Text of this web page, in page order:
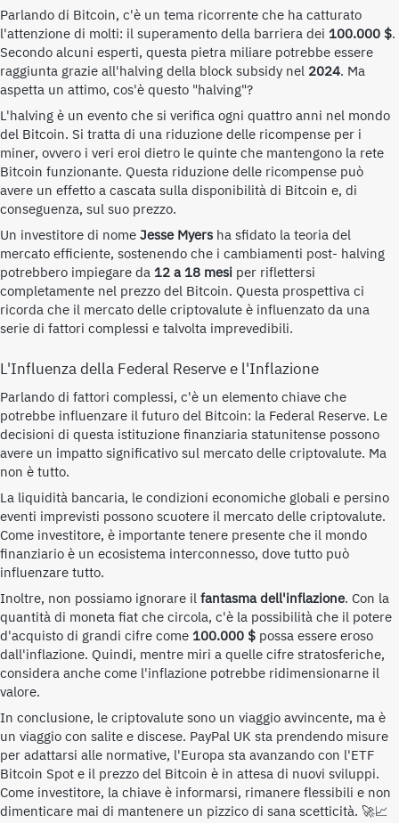
Parlando di Bitcoin, c'è un tema ricorrente che ha catturato
l'attenzione di molti: il superamento della barriera dei 100.000 $.
Secondo alcuni esperti, questa pietra miliare potrebbe essere
raggiunta grazie all'halving della block subsidy nel 2024. Ma
aspetta un attimo, cos'è questo "halving"?
L'halving è un evento che si verifica ogni quattro anni nel mondo
del Bitcoin. Si tratta di una riduzione delle ricompense per i
miner, ovvero i veri eroi dietro le quinte che mantengono la rete
Bitcoin funzionante. Questa riduzione delle ricompense può
avere un effetto a cascata sulla disponibilità di Bitcoin e, di
conseguenza, sul suo prezzo.
Un investitore di nomeJesse Myers ha sfidato la teoria del
mercato efficiente, sostenendo che i cambiamenti post- halving
potrebbero impiegare da12 a 18 mesi per riflettersi
completamente nel prezzo del Bitcoin. Questa prospettiva ci
ricorda che il mercato delle criptovalute è influenzato da una
serie di fattori complessi e talvolta imprevedibili.
L'Influenza della Federal Reserve e l'Inflazione
Parlando di fattori complessi, c'è un elemento chiave che
potrebbe influenzare il futuro del Bitcoin: la Federal Reserve. Le
decisioni di questa istituzione finanziaria statunitense possono
avere un impatto significativo sul mercato delle criptovalute. Ma
non è tutto.
La liquidità bancaria, le condizioni economiche globali e persino
eventi imprevisti possono scuotere il mercato delle criptovalute.
Come investitore, è importante tenere presente che il mondo
finanziario è un ecosistema interconnesso, dove tutto può
influenzare tutto.
Inoltre, non possiamo ignorare ilfantasma dell'inflazione. Con la
quantità di moneta fiat che circola, c'è la possibilità che il potere
d'acquisto di grandi cifre come100.000 $ possa essere eroso
dall'inflazione. Quindi, mentre miri a quelle cifre stratosferiche,
considera anche come l'inflazione potrebbe ridimensionarne il
valore.
In conclusione, le criptovalute sono un viaggio avvincente, ma è
un viaggio con salite e discese. PayPal UK sta prendendo misure
per adattarsi alle normative, l'Europa sta avanzando con l'ETF
Bitcoin Spot e il prezzo del Bitcoin è in attesa di nuovi sviluppi.
Come investitore, la chiave è informarsi, rimanere flessibili e non
dimenticare mai di mantenere un pizzico di sana scetticità. 🚀📈